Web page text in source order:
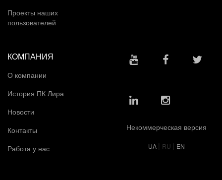
Проекты наших
пользователей
КОМПАНИЯ
О компании
История ПК Лира
Новости
Контакты
Работа у нас
Некоммерческая версия
UA | RU | EN